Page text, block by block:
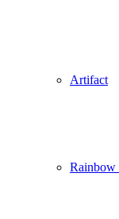
Artifact
Rainbow